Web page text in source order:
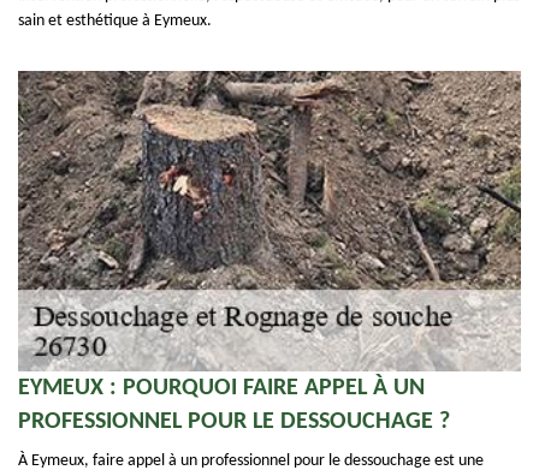
sain et esthétique à Eymeux.
EYMEUX : POURQUOI FAIRE APPEL À UN
PROFESSIONNEL POUR LE DESSOUCHAGE ?
À Eymeux, faire appel à un professionnel pour le dessouchage est une